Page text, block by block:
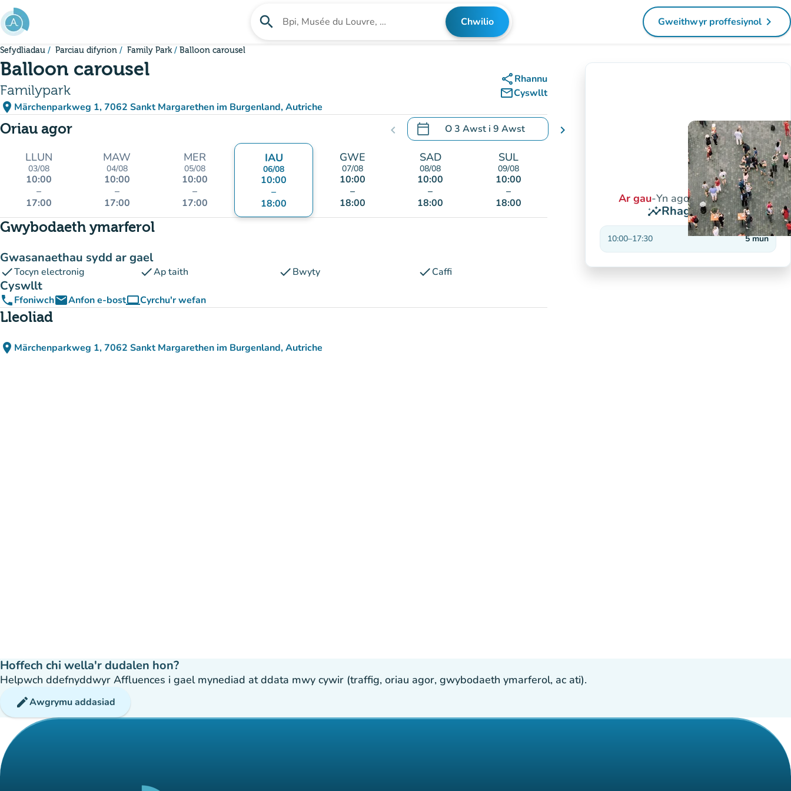
Mynd i'r prif gynnwys
search Chwilio am sefydliad Chwilio Gweithwyr proffesiynol navigate_next
(tab newydd)
Sefydliadau Parciau difyrion Family Park Balloon carousel
Balloon carousel
Familypark
place Märchenparkweg 1, 7062 Sankt Margarethen im Burgenland, Autriche
(agor yn Google Maps)
(tab newydd)
shareRhannu
mail_outlineCyswllt
Oriau agor chevron_left calendar_today O3 Awst i 9 Awst
.Agor y calendr i newid dyddiadau chevron_right
LLUN
03/08
10:00
–
17:00
MAW
04/08
10:00
–
17:00
MER
05/08
10:00
–
17:00
IAU
06/08
10:00
–
18:00
GWE
07/08
10:00
–
18:00
SAD
08/08
10:00
–
18:00
SUL
09/08
10:00
–
18:00
Gwybodaeth ymarferol
Gwasanaethau sydd ar gael
checkTocyn electronig checkAp taith checkBwyty checkCaffi
Cyswllt
phoneFfoniwchemailAnfon e-bostcomputerCyrchu'r wefan
(tab newydd)
Lleoliad
place Märchenparkweg 1, 7062 Sankt Margarethen im Burgenland, Autriche
(agor yn Google Maps)
(tab newydd)
Ar gau-Yn agor am 10:00 yb
insightsRhagolygon
10:00–17:30 5mun
Hoffech chi wella'r dudalen hon?
Helpwch ddefnyddwyr Affluences i gael mynediad at ddata mwy cywir (traffig, oriau agor, gwybodaeth ymarferol, ac ati).
editAwgrymu addasiad